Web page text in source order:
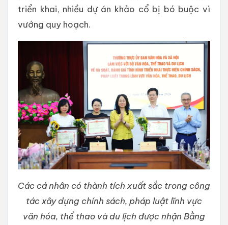
triển khai, nhiều dự án khảo cổ bị bó buộc vì
vướng quy hoạch.
Các cá nhân có thành tích xuất sắc trong công
tác xây dựng chính sách, pháp luật lĩnh vực
văn hóa, thể thao và du lịch được nhận Bằng